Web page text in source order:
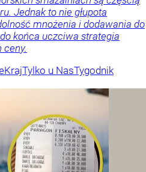
Jednak to nie głupota
mnożenia i dodawania do
końca uczciwa strategia
KrajTylko u NasTygodnik